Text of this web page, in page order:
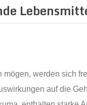
werden sich
auf die